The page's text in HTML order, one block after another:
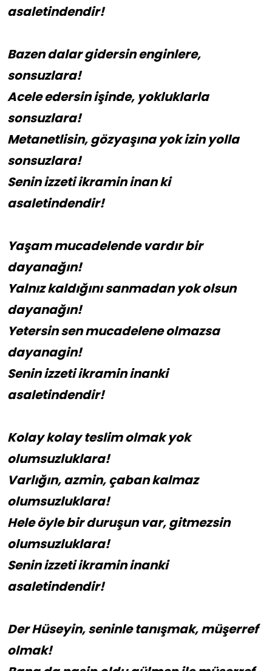
asaletindendir!
Bazen dalar gidersin enginlere,
sonsuzlara!
Acele edersin işinde, yokluklarla
sonsuzlara!
Metanetlisin, gözyaşına yok izin yolla
sonsuzlara!
Senin izzeti ikramin inan ki
asaletindendir!
Yaşam mucadelende vardır bir
dayanağın!
Yalnız kaldığını sanmadan yok olsun
dayanağın!
Yetersin sen mucadelene olmazsa
dayanagin!
Senin izzeti ikramin inanki
asaletindendir!
Kolay kolay teslim olmak yok
olumsuzluklara!
Varlığın, azmin, çaban kalmaz
olumsuzluklara!
Hele öyle bir duruşun var, gitmezsin
olumsuzluklara!
Senin izzeti ikramin inanki
asaletindendir!
Der Hüseyin, seninle tanışmak, müşerref
olmak!